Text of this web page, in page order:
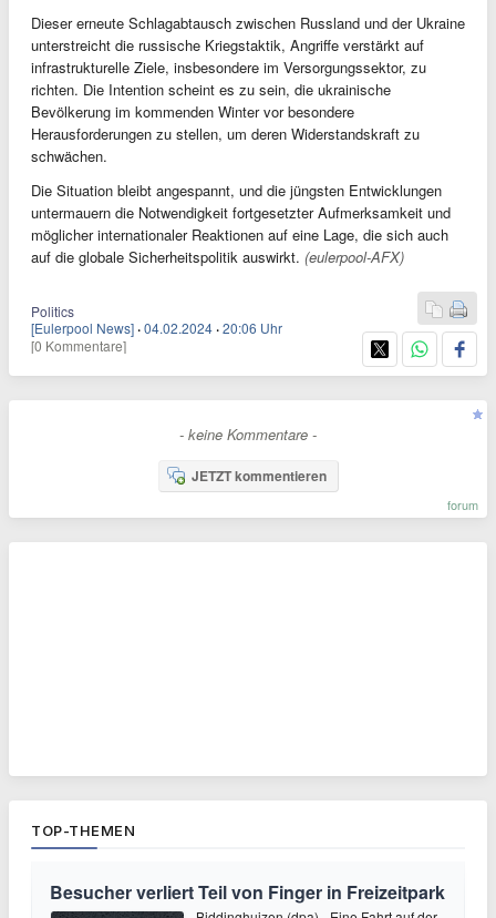
Dieser erneute Schlagabtausch zwischen Russland und der Ukraine
unterstreicht die russische Kriegstaktik, Angriffe verstärkt auf
infrastrukturelle Ziele, insbesondere im Versorgungssektor, zu
richten. Die Intention scheint es zu sein, die ukrainische
Bevölkerung im kommenden Winter vor besondere
Herausforderungen zu stellen, um deren Widerstandskraft zu
schwächen.
Die Situation bleibt angespannt, und die jüngsten Entwicklungen
untermauern die Notwendigkeit fortgesetzter Aufmerksamkeit und
möglicher internationaler Reaktionen auf eine Lage, die sich auch
auf die globale Sicherheitspolitik auswirkt. (eulerpool-AFX)
Politics
[Eulerpool News] ·04.02.2024 ·20:06 Uhr
[0 Kommentare]
- keine Kommentare -
JETZT kommentieren
forum
TOP-THEMEN
Besucher verliert Teil von Finger in Freizeitpark